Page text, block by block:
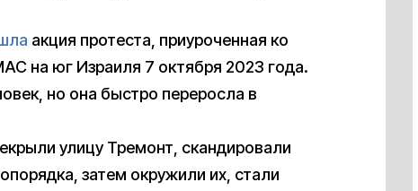
акция протеста, приуроченная ко
на юг Израиля 7 октября 2023 года.
но она быстро переросла в
улицу Тремонт, скандировали
затем окружили их, стали